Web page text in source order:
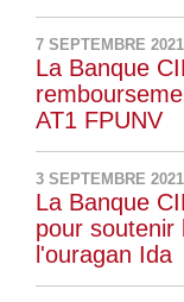
7 SEPTEMBRE 2021
La Banque
AT1 FPUNV
3 SEPTEMBRE 2021
La Banque
pour soutenir
l'ouragan Ida